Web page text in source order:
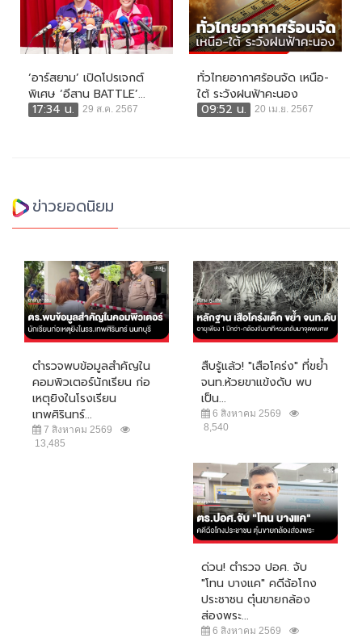
‘อาร์สยาม’ เปิดโปรเจกต์
พิเศษ ‘อีสาน BATTLE’...
17:34 น.
29 ส.ค. 2567
ทั่วไทยอากาศร้อนจัด เหนือ-
ใต้ ระวังฝนฟ้าคะนอง
09:52 น.
20 เม.ย. 2567
ข่าวยอดนิยม
ตำรวจพบข้อมูลสำคัญใน
คอมพิวเตอร์นักเรียน ก่อ
เหตุยิงในโรงเรียน
เทพศิรินทร์...
7 สิงหาคม 2569
13,485
สืบรู้แล้ว! "เสือโคร่ง" ที่ขย้ำ
จนท.ห้วยขาแข้งดับ พบ
เป็น...
6 สิงหาคม 2569
8,540
ด่วน! ตำรวจ ปอศ. จับ
"โทน บางแค" คดีฉ้อโกง
ประชาชน ตุ๋นขายกล้อง
ส่องพระ...
6 สิงหาคม 2569